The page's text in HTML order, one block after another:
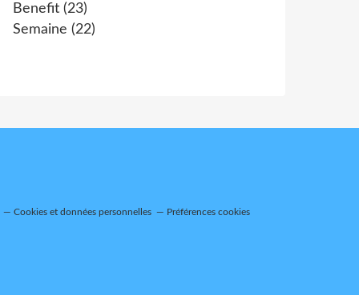
Benefit (23)
Semaine (22)
Cookies et données personnelles Préférences cookies